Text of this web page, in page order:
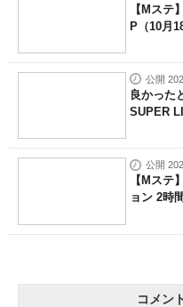
【Mステ
P（10月
公開
良かった
SUPER
公開
【Mステ
ョン 2時
コメン